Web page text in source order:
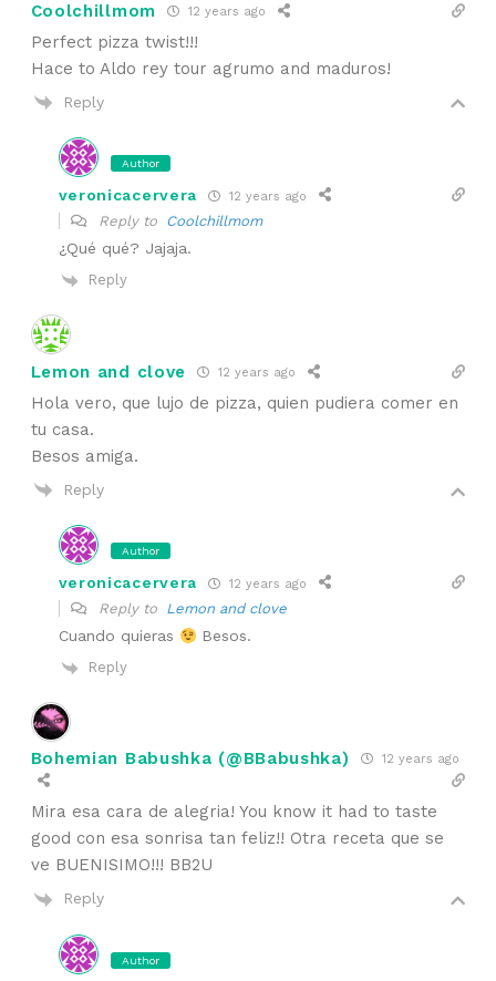
Coolchillmom 12 years ago
Perfect pizza twist!!!
Hace to Aldo rey tour agrumo and maduros!
Reply
Author
veronicacervera 12 years ago
Reply to Coolchillmom
¿Qué qué? Jajaja.
Reply
Lemon and clove 12 years ago
Hola vero, que lujo de pizza, quien pudiera comer en
tu casa.
Besos amiga.
Reply
Author
veronicacervera 12 years ago
Reply to Lemon and clove
Cuando quieras Besos.
Reply
Bohemian Babushka (@BBabushka) 12 years ago
Mira esa cara de alegria! You know it had to taste
good con esa sonrisa tan feliz!! Otra receta que se
ve BUENISIMO!!! BB2U
Reply
Author